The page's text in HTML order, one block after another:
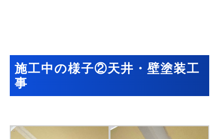
施工中の様子②天井・壁塗装工
事